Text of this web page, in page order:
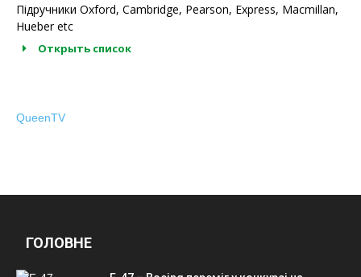
Підручники Oxford, Cambridge, Pearson, Express, Macmillan,
Hueber etc
Открыть список
QueenTV
ГОЛОВНЕ